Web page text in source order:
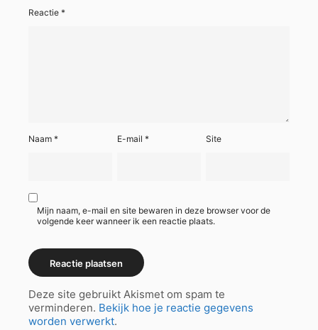
Reactie *
Naam * E-mail* Site
Mijn naam, e-mail en site bewaren in deze browser voor de
volgende keer wanneer ik een reactie plaats.
Deze site gebruikt Akismet om spam te
verminderen. Bekijk hoe je reactie gegevens
worden verwerkt.